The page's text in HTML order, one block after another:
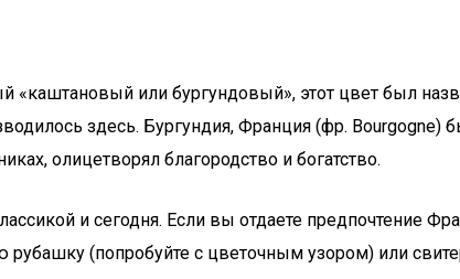
или бургундовый», этот цвет был
здесь. Бургундия, Франция (фр.
олицетворял благородство и богатство.
и сегодня. Если вы отдаете предпочтение
(попробуйте с цветочным узором) или